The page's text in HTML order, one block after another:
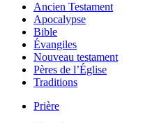
Ancien Testament
Apocalypse
Bible
Évangiles
Nouveau testament
Pères de l’Église
Traditions
Prière